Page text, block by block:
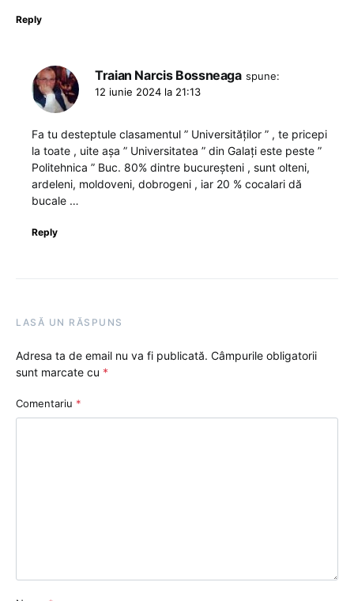
Reply
Traian Narcis Bossneaga spune:
12 iunie 2024 la 21:13
Fa tu desteptule clasamentul ” Universităților ” , te pricepi
la toate , uite așa ” Universitatea ” din Galați este peste ”
Politehnica ” Buc. 80% dintre bucureșteni , sunt olteni,
ardeleni, moldoveni, dobrogeni , iar 20 % cocalari dă
bucale …
Reply
LASĂ UN RĂSPUNS
Adresa ta de email nu va fi publicată. Câmpurile obligatorii
sunt marcate cu *
Comentariu *